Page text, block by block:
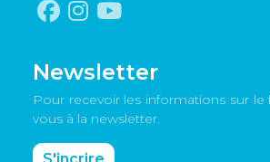
Newsletter
Pour recevoir les informations sur le
vous à la newsletter.